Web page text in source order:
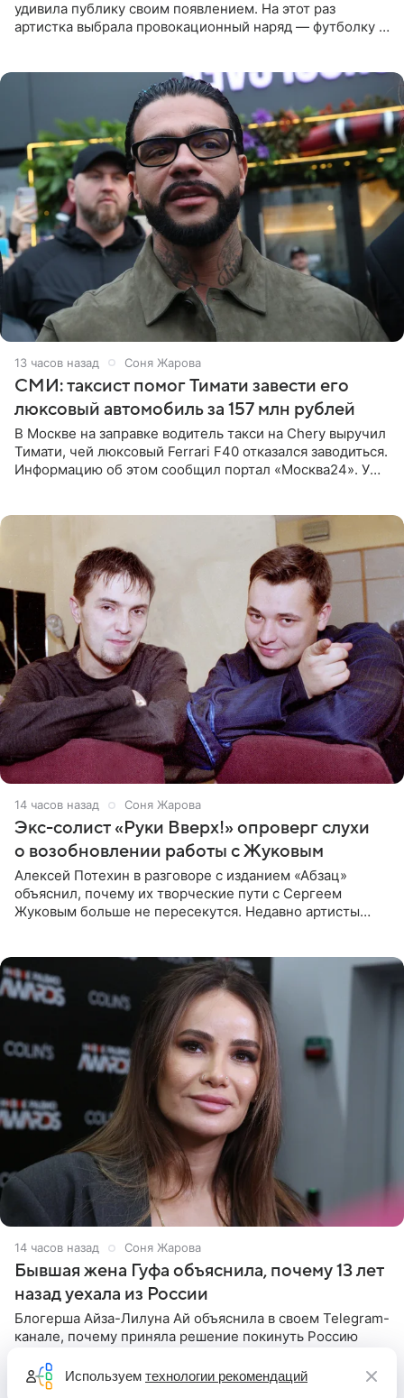
удивила публику своим появлением. На этот раз
артистка выбрала провокационный наряд — футболку с
13 часов назад Соня Жарова
СМИ: таксист помог Тимати завести его
люксовый автомобиль за 157 млн рублей
В Москве на заправке водитель такси на Chery выручил
Тимати, чей люксовый Ferrari F40 отказался заводиться.
Информацию об этом сообщил портал «Москва24». У
14 часов назад Соня Жарова
Экс-солист «Руки Вверх!» опроверг слухи
о возобновлении работы с Жуковым
Алексей Потехин в разговоре с изданием «Абзац»
объяснил, почему их творческие пути с Сергеем
Жуковым больше не пересекутся. Недавно артисты
14 часов назад Соня Жарова
Бывшая жена Гуфа объяснила, почему 13 лет
назад уехала из России
Блогерша Айза-Лилуна Ай объяснила в своем Telegram-
канале, почему приняла решение покинуть Россию
причин переезда на Бали стало желание оградить
старшего сына от
Используем технологии рекомендаций